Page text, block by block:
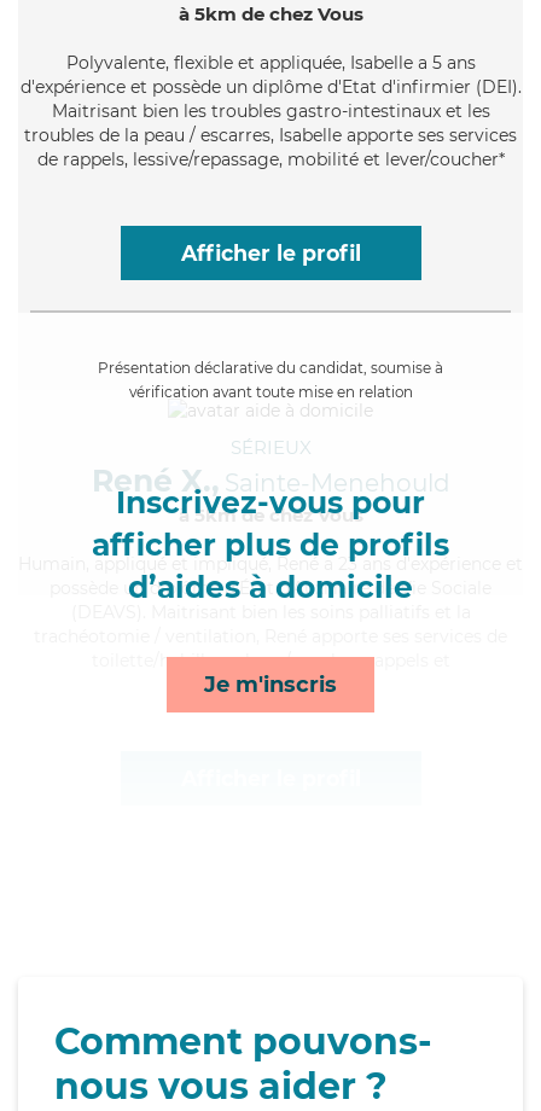
à 5km de chez Vous
Polyvalente, flexible et appliquée, Isabelle a 5 ans
d'expérience et possède un diplôme d'Etat d'infirmier (DEI).
Maitrisant bien les troubles gastro-intestinaux et les
troubles de la peau / escarres, Isabelle apporte ses services
de rappels, lessive/repassage, mobilité et lever/coucher*
Afficher le profil
Présentation déclarative du candidat, soumise à
vérification avant toute mise en relation
Inscrivez-vous pour
afficher plus de profils
d’aides à domicile
Je m'inscris
SÉRIEUX
René X., Sainte-Menehould
à 5km de chez Vous
, appliqué et impliqué, René a 23 ans d'expérience et
possède un diplôme d'État d'Auxiliaire de Vie Sociale
toilette/habillage, lever/coucher, rappels et
surveillance de nuit*
Comment pouvons-
nous vous aider ?